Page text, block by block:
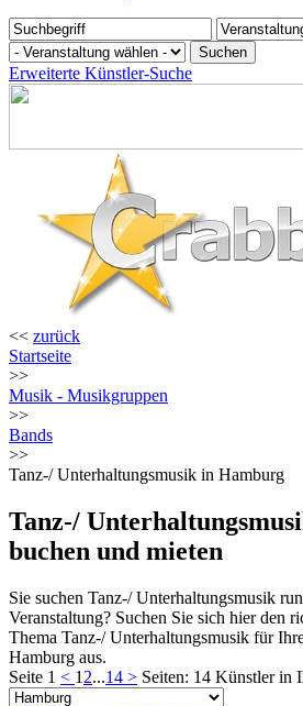
Erweiterte Künstler-Suche
<< zurück
Startseite
>>
Musik - Musikgruppen
>>
Bands
>>
Tanz-/ Unterhaltungsmusik in Hamburg
Tanz-/
buchen und mieten
Sie suchen Tanz-/ Unterhaltungsmusik
Veranstaltung? Suchen Sie sich hier den
Thema Tanz-/ Unterhaltungsmusik für
Hamburg aus.
Seite 1 < 1 2...14 > Seiten: 14 Künstler in